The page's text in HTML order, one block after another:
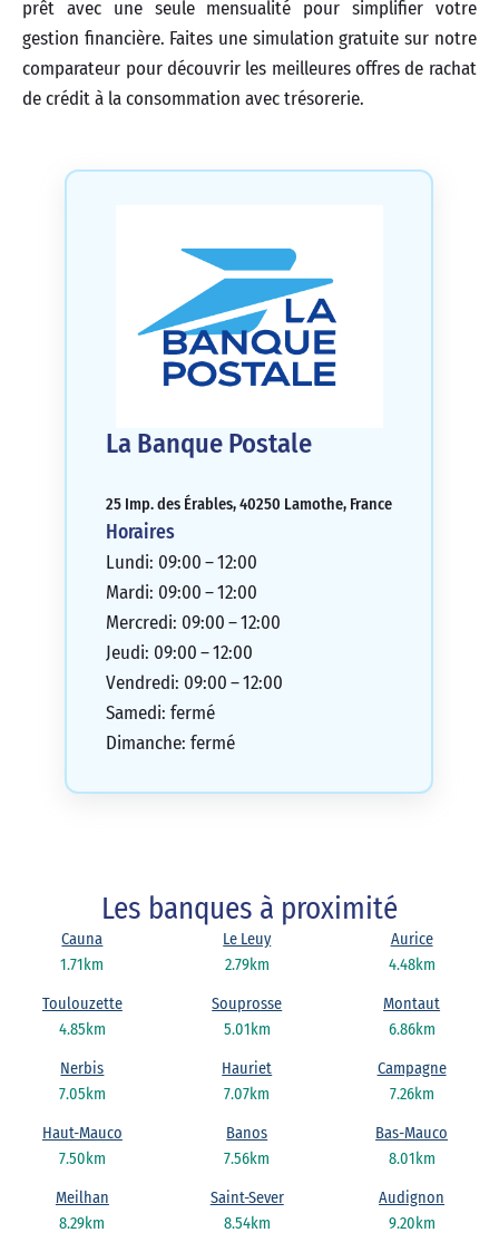
prêt avec une seule mensualité pour simplifier votre
gestion financière. Faites une simulation gratuite sur notre
comparateur pour découvrir les meilleures offres de rachat
de crédit à la consommation avec trésorerie.
La Banque Postale
25 Imp. des Érables, 40250 Lamothe, France
Horaires
Lundi: 09:00 – 12:00
Mardi: 09:00 – 12:00
Mercredi: 09:00 – 12:00
Jeudi: 09:00 – 12:00
Vendredi: 09:00 – 12:00
Samedi: fermé
Dimanche: fermé
Les banques à proximité
1.71km
Cauna
2.79km
Le Leuy
4.48km
Aurice
4.85km
Toulouzette
5.01km
Souprosse
6.86km
Montaut
7.05km
Nerbis
7.07km
Hauriet
7.26km
Campagne
7.50km
Haut-Mauco
7.56km
Banos
8.01km
Bas-Mauco
8.29km
Meilhan
8.54km
Saint-Sever
9.20km
Audignon